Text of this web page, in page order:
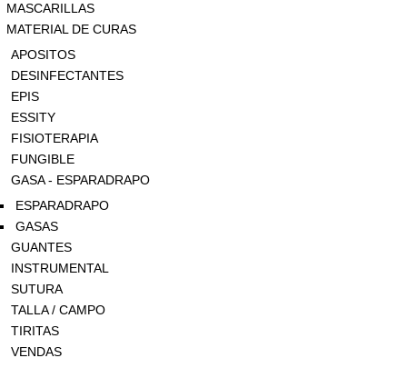
MASCARILLAS
MATERIAL DE CURAS
APOSITOS
DESINFECTANTES
EPIS
ESSITY
FISIOTERAPIA
FUNGIBLE
GASA - ESPARADRAPO
ESPARADRAPO
GASAS
GUANTES
INSTRUMENTAL
SUTURA
TALLA / CAMPO
TIRITAS
VENDAS